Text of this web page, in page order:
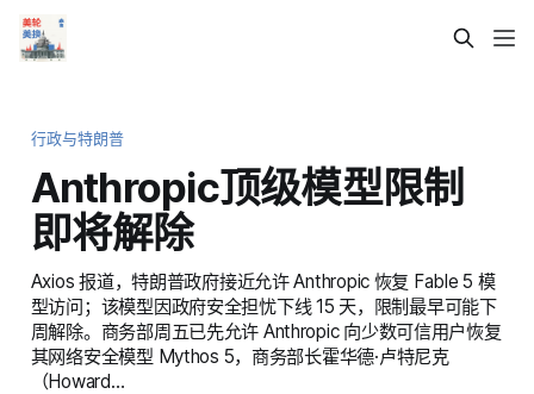
行政与特朗普
Anthropic顶级模型限制
即将解除
Axios 报道，特朗普政府接近允许 Anthropic 恢复 Fable 5 模
型访问；该模型因政府安全担忧下线 15 天，限制最早可能下
周解除。商务部周五已先允许 Anthropic 向少数可信用户恢复
其网络安全模型 Mythos 5，商务部长霍华德·卢特尼克
（Howard…